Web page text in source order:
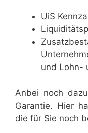
UiS
und Lohn-
Anbei noch
Garantie. Hier
die für Sie noch